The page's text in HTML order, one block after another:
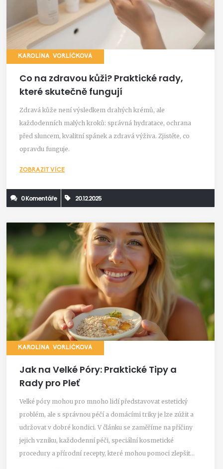
KAROLÍNA VORLÍČKOVÁ
Co na zdravou kůži? Praktické rady,
které skutečně fungují
Zdravá kůže není výsledkem drahých krémů, ale
každodenních malých kroků: správná hydratace, ochrana
před sluncem, kvalitní spánek a zdravá výživa. Zjistěte, co
opravdu funguje.
ZOBRAZIT VÍCE
0 Komentáře 20.12.2025
KAROLÍNA VORLÍČKOVÁ
Jak na Velké Póry: Praktické Tipy a
Rady pro Pleť
Velké póry mohou pro mnoho lidí představovat estetický
problém, ale s správnou péčí a domácími triky je lze zúžit a
udržovat v dobré kondici. V článku se zaměříme na příčiny
jejich vzniku, každodenní péči, speciální kosmetické
procedury a přírodní recepty, které mohou pomoci zlepšit